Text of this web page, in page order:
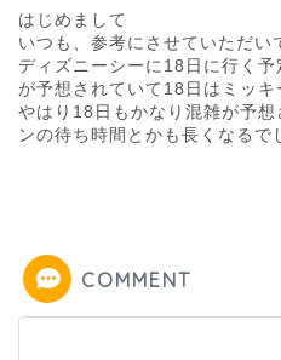
はじめまして
いつも、参考にさせていただい
ディズニーシーに18日に行く
が予想されていて18日はミッ
やはり18日もかなり混雑が予
ンの待ち時間とかも長くなるで
COMMENT